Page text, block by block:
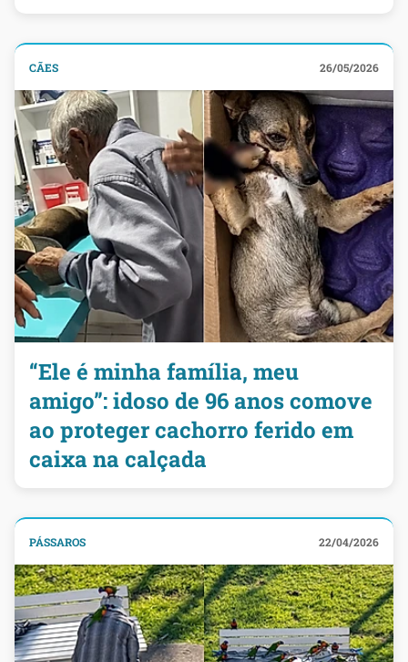
CÃES 26/05/2026
“Ele é minha família, meu
amigo”: idoso de 96 anos comove
ao proteger cachorro ferido em
caixa na calçada
PÁSSAROS 22/04/2026